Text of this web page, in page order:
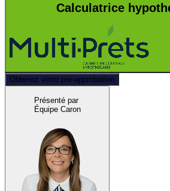
Calculatrice
Obtenez votre pré-approbation
Présenté par
Équipe Caron